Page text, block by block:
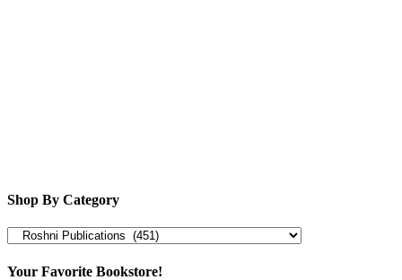
Shop By Category
Your Favorite Bookstore!